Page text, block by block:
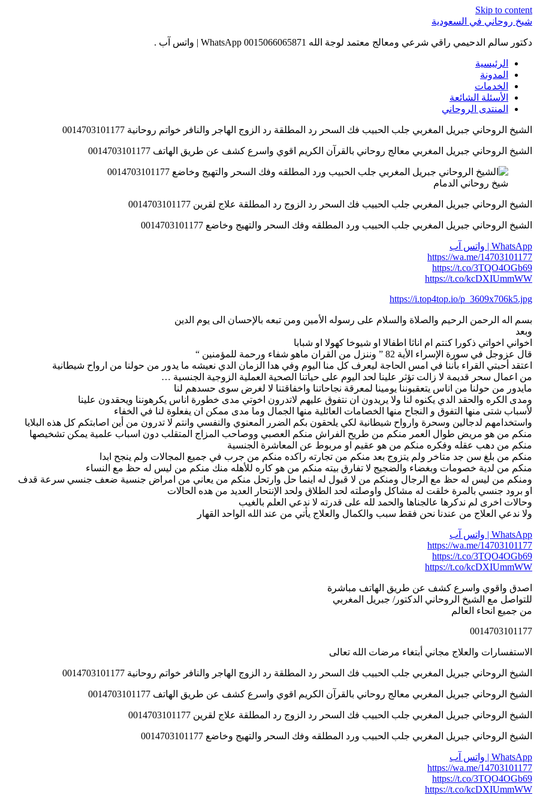
Skip to content
شيخ روحاني في السعودية
دكتور سالم الدحيمي راقي شرعي ومعالج معتمد لوجة الله 0015066065871 WhatsApp | واتس آب .
الرئيسية
المدونة
الخدمات
الأسئلة الشائعة
المنتدى الروحاني
الشيخ الروحاني جبريل المغربي جلب الحبيب فك السحر رد المطلقة رد الزوج الهاجر والنافر خواتم روحانية 0014703101177
الشيخ الروحاني جبريل المغربي معالج روحاني بالقرآن الكريم اقوي واسرع كشف عن طريق الهاتف 0014703101177
شيخ روحاني الدمام
الشيخ الروحاني جبريل المغربي جلب الحبيب فك السحر رد الزوج رد المطلقة علاج لقرين 0014703101177
الشيخ الروحاني جبريل المغربي جلب الحبيب ورد المطلقه وفك السحر والتهيج وخاضع 0014703101177
WhatsApp | واتس آب
https://wa.me/14703101177
https://t.co/3TQO4OGb69
https://t.co/kcDXIUmmWW
https://i.top4top.io/p_3609x706k5.jpg
بسم اله الرحمن الرحيم والصلاة والسلام على رسوله الأمين ومن تبعه بالإحسان الى يوم الدين
وبعد
اخواني اخواتي ذكورا كنتم ام اناثا اطفالا او شيوخا كهولا او شبابا
قال عزوجل في سورة الإسراء الأية 82 ” وننزل من القران ماهو شفاء ورحمة للمؤمنين “
اعتقد أحبتي القراء بأننا في امس الحاجة ليعرف كل منا اليوم وفي هدا الزمان الدي نعيشه ما يدور من حولنا من ارواح شيطانية
من اعمال سحر قديمة لا زالت تؤثر علينا لحد اليوم على حياتنا الصحية العملية الزوجية الجنسية …
مايدور من حولنا من اناس يتعقبوننا يومينا لمعرقة نجاحاتنا واخفاقتنا لا لغرض سوى حسدهم لنا
ومدى الكره والحقد الدي يكنوه لنا ولا يريدون ان نتفوق عليهم لاتدرون اخوتي مدى خطورة اناس يكرهوننا ويحقدون علينا
لأسباب شتى منها التفوق و النجاح منها الخصامات العائلية منها الجمال وما مدى ممكن ان يفعلوة لنا في الخفاء
واستخدامهم لدجالين وسحرة وارواح شيطانية لكي يلحقون بكم الضرر المعنوي والنفسي وانتم لا تدرون من أين اصابتكم كل هذه البلايا
منكم من هو مريض طوال العمر منكم من طريح الفراش منكم العصبي ووصاحب المزاج المتقلب دون اسباب علمية يمكن تشخيصها
منكم من دهب عقله وفكره منكم من هو عقيم او مربوط عن المعاشرة الجنسية
منكم من بلغ سن جد متاخر ولم يتزوج بعد منكم من تجارته راكده منكم من جرب في جميع المجالات ولم ينجح ابدا
منكم من لدية خصومات وبغضاء والضجيج لا تفارق بيته منكم من هو كاره للأهله منك منكم من ليس له حظ مع النساء
ومنكم من ليس له حظ مع الرجال ومنكم من لا قبول له اينما حل وارتحل منكم من يعاني من امراض جنسية ضعف جنسي سرعة قدف
او برود جنسي بالمرة خلقت له مشاكل واوصلته لحد الطلاق ولحد الإنتحار العديد من هده الحالات
وحالات اخرى لم ندكرها عالجناها والحمد لله على قدرته لا ندعي العلم بالغيب
ولا ندعي العلاج من عندنا نحن فقط سبب والكمال والعلاج يأتي من عند الله الواحد القهار
WhatsApp | واتس آب
https://wa.me/14703101177
https://t.co/3TQO4OGb69
https://t.co/kcDXIUmmWW
اصدق واقوي واسرع كشف عن طريق الهاتف مباشرة
للتواصل مع الشيخ الروحاني الدكتور/ جبريل المغربي
من جميع انحاء العالم
0014703101177
الاستفسارات والعلاج مجاني أبتغاء مرضات الله تعالى
الشيخ الروحاني جبريل المغربي جلب الحبيب فك السحر رد المطلقة رد الزوج الهاجر والنافر خواتم روحانية 0014703101177
الشيخ الروحاني جبريل المغربي معالج روحاني بالقرآن الكريم اقوي واسرع كشف عن طريق الهاتف 0014703101177
الشيخ الروحاني جبريل المغربي جلب الحبيب فك السحر رد الزوج رد المطلقة علاج لقرين 0014703101177
الشيخ الروحاني جبريل المغربي جلب الحبيب ورد المطلقه وفك السحر والتهيج وخاضع 0014703101177
WhatsApp | واتس آب
https://wa.me/14703101177
https://t.co/3TQO4OGb69
https://t.co/kcDXIUmmWW